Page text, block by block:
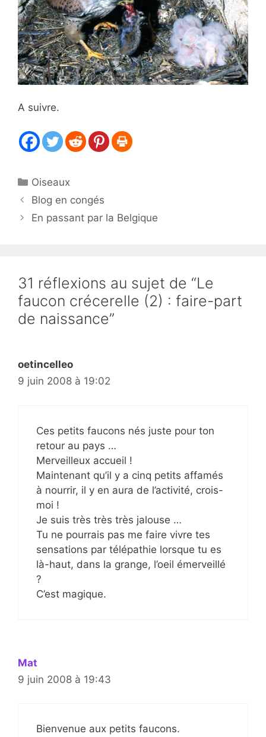
A suivre.
Catégories
Oiseaux
Blog en congés
En passant par la Belgique
31 réflexions au sujet de “Le
faucon crécerelle (2) : faire-part
de naissance”
oetincelleo
9 juin 2008 à 19:02
Ces petits faucons nés juste pour ton
retour au pays …
Merveilleux accueil !
Maintenant qu’il y a cinq petits affamés
à nourrir, il y en aura de l’activité, crois-
moi !
Je suis très très très jalouse …
Tu ne pourrais pas me faire vivre tes
sensations par télépathie lorsque tu es
là-haut, dans la grange, l’oeil émerveillé
?
C’est magique.
Mat
9 juin 2008 à 19:43
Bienvenue aux petits faucons.